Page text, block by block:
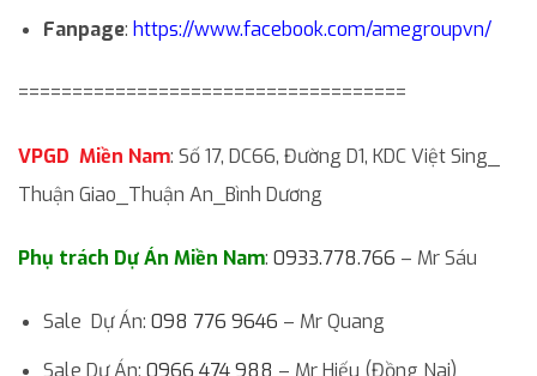
Fanpage: https://www.facebook.com/amegroupvn/
====================================
VPGD Miền Nam: Số 17, DC66, Đường D1, KDC Việt Sing_
Thuận Giao_Thuận An_Bình Dương
Phụ trách Dự Án Miền Nam: 0933.778.766 – Mr Sáu
Sale Dự Án: 098 776 9646 – Mr Quang
Sale Dự Án: 0966 474 988 – Mr Hiếu (Đồng Nai)